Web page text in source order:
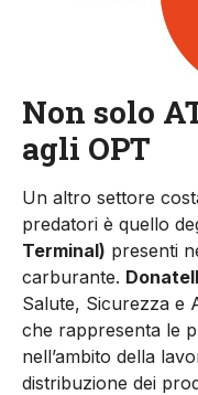
Non solo
agli OPT
Un altro settore
predatori è quello
Terminal) presenti
carburante.
Salute, Sicurezza e
che rappresenta le
nell’ambito della
distribuzione dei